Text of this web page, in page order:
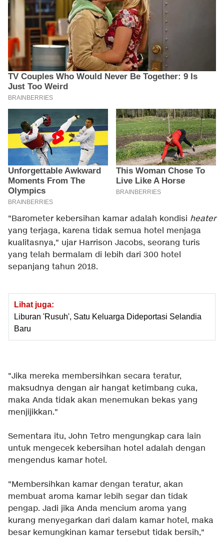
"Barometer kebersihan kamar adalah kondisi heater
yang terjaga, karena tidak semua hotel menjaga
kualitasnya," ujar Harrison Jacobs, seorang turis
yang telah bermalam di lebih dari 300 hotel
sepanjang tahun 2018.
Lihat juga:
Liburan 'Rusuh', Satu Keluarga Dideportasi Selandia
Baru
"Jika mereka membersihkan secara teratur,
maksudnya dengan air hangat ketimbang cuka,
maka Anda tidak akan menemukan bekas yang
menjijikkan."
Sementara itu, John Tetro mengungkap cara lain
untuk mengecek kebersihan hotel adalah dengan
mengendus kamar hotel.
"Membersihkan kamar dengan teratur, akan
membuat aroma kamar lebih segar dan tidak
pengap. Jadi jika Anda mencium aroma yang
kurang menyegarkan dari dalam kamar hotel, maka
besar kemungkinan kamar tersebut tidak bersih,"